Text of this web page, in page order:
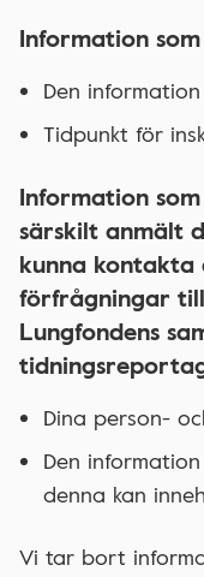
Information
Den
Tidpunkt för
Information
särskilt anmält
kunna
förfrågningar
Lungfondens
Dina person-
Den
denna kan
Vi tar bort